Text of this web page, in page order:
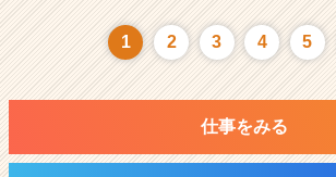
1 2 3 4 5
仕事をみる